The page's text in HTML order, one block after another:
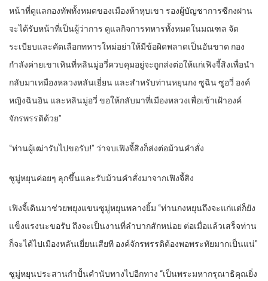
หน้าที่ดูแลกองทัพทั้งหมดของเมืองห้าหุบเขา รองผู้บัญชาการซีกงฝาน
จะได้รับหน้าที่เป็นผู้ว่าการ ดูแลกิจการทหารทั้งหมดในมณฑล จัด
ระเบียบและคัดเลือกทหารใหม่อย่าให้มีข้อผิดพลาดเป็นอันขาด กอง
กำลังค่ายเขาเหินที่หลินมู่อวี่ควบคุมอยู่จะถูกส่งต่อให้แก่เฟิงจี้สิงเพื่อนำ
กลับมาเหมืองหลวงหลันเยี่ยน และสำหรับท่านหยุนกง ซูฉิน ซูอวี่ องค์
หญิงฉินอิน และหลินมู่อวี่ ขอให้กลับมาที่เมืองหลวงเพื่อเข้าเฝ้าองค์
จักรพรรดิด้วย”
“ท่านผู้เฒ่ารับไปขอรับ!” ว่าจบเฟิงจี้สิงก็ส่งต่อม้วนคำสั่ง
ซูมู่หยุนค่อยๆ ลุกขึ้นและรับม้วนคำสั่งมาจากเฟิงจี้สิง
เฟิงจี้เดินมาช่วยพยุงแขนซูมู่หยุนพลางยิ้ม “ท่านกงหยุนถึงจะแก่แต่ก็ยัง
แข็งแรงนะขอรับ ถึงจะเป็นงานที่ลำบากสักหน่อย ต่อเมื่อแล้วเสร็จท่าน
ก็จะได้ไปเมืองหลันเยี่ยนเสียที องค์จักรพรรดิต้องพอพระทัยมากเป็นแน่”
ซูมู่หยุนประสานกำปั้นคำนับทางไปอีกทาง “เป็นพระมหากรุณาธิคุณยิ่ง